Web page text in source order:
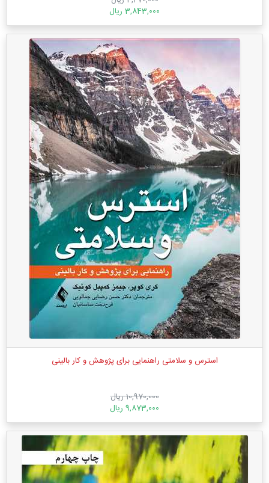
3,843,000 ریال
استرس و سلامتی راهنمایی برای پژوهش و کار بالینی
10,970,000 ریال
9,873,000 ریال